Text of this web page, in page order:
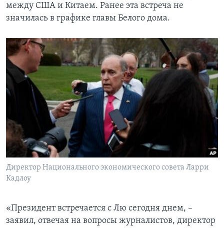
между США и Китаем. Ранее эта встреча не
значилась в графике главы Белого дома.
Директор Национального экономического совета Ларри
Кадлоу
«Президент встречается с Лю сегодня днем, –
заявил, отвечая на вопросы журналистов, директор